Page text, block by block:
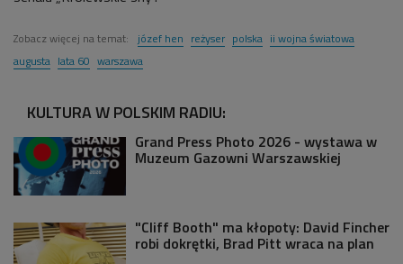
Zobacz więcej na temat: józef hen reżyser polska ii wojna światowa
augusta lata 60 warszawa
KULTURA W POLSKIM RADIU:
Grand Press Photo 2026 - wystawa w
Muzeum Gazowni Warszawskiej
"Cliff Booth" ma kłopoty: David Fincher
robi dokrętki, Brad Pitt wraca na plan